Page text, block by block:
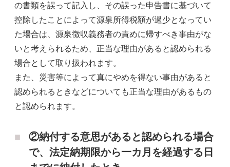
の書類を誤って記入し、その誤った申告書に基づいて
控除したことによって源泉所得税額が過少となってい
た場合は、源泉徴収義務者の責めに帰すべき事由がな
いと考えられるため、正当な理由があると認められる
場合として取り扱われます。
また、災害等によって真にやめを得ない事由があると
認められるときなどについても正当な理由があるもの
と認められます。
②納付する意思があると認められる場合
で、法定納期限から一カ月を経過する日